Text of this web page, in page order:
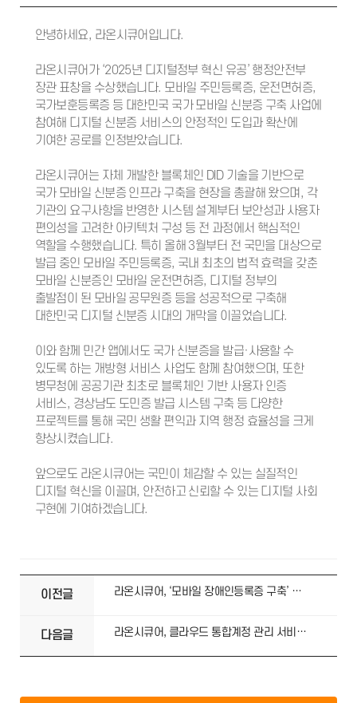
안녕하세요, 라온시큐어입니다.
라온시큐어가 ‘2025년 디지털정부 혁신 유공’ 행정안전부
장관 표창을 수상했습니다. 모바일 주민등록증, 운전면허증,
국가보훈등록증 등 대한민국 국가 모바일 신분증 구축 사업에
참여해 디지털 신분증 서비스의 안정적인 도입과 확산에
기여한 공로를 인정받았습니다.
라온시큐어는 자체 개발한 블록체인 DID 기술을 기반으로
국가 모바일 신분증 인프라 구축을 현장을 총괄해 왔으며, 각
기관의 요구사항을 반영한 시스템 설계부터 보안성과 사용자
편의성을 고려한 아키텍처 구성 등 전 과정에서 핵심적인
역할을 수행했습니다. 특히 올해 3월부터 전 국민을 대상으로
발급 중인 모바일 주민등록증, 국내 최초의 법적 효력을 갖춘
모바일 신분증인 모바일 운전면허증, 디지털 정부의
출발점이 된 모바일 공무원증 등을 성공적으로 구축해
대한민국 디지털 신분증 시대의 개막을 이끌었습니다.
이와 함께 민간 앱에서도 국가 신분증을 발급·사용할 수
있도록 하는 개방형 서비스 사업도 함께 참여했으며, 또한
병무청에 공공기관 최초로 블록체인 기반 사용자 인증
서비스, 경상남도 도민증 발급 시스템 구축 등 다양한
프로젝트를 통해 국민 생활 편익과 지역 행정 효율성을 크게
향상시켰습니다.
앞으로도 라온시큐어는 국민이 체감할 수 있는 실질적인
디지털 혁신을 이끌며, 안전하고 신뢰할 수 있는 디지털 사회
구현에 기여하겠습니다.
이전글 라온시큐어, ‘모바일 장애인등록증 구축’ 사업 수주
다음글 라온시큐어, 클라우드 통합계정 관리 서비스 ‘OmniOne Access(옴니원 억세스)’ 출시